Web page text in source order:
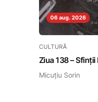
06 aug. 2026
CULTURĂ
Ziua 138 –
Micuțiu Sorin